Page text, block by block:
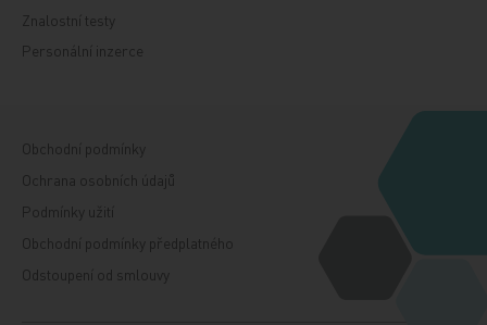
Znalostní testy
Personální inzerce
Obchodní podmínky
Ochrana osobních údajů
Podmínky užití
Obchodní podmínky předplatného
Odstoupení od smlouvy